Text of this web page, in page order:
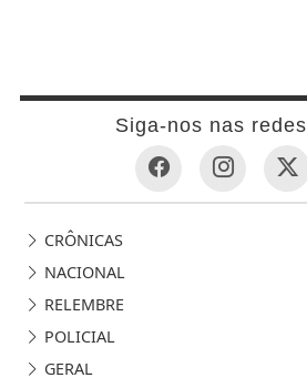
Siga-nos nas
CRÔNICAS
NACIONAL
RELEMBRE
POLICIAL
GERAL